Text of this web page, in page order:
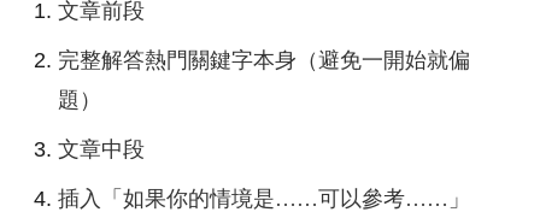
文章前段
完整解答熱門關鍵字本身（避免一開始就偏
題）
文章中段
插入「如果你的情境是……可以參考……」